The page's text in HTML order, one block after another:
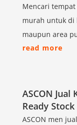
Mencari
murah untuk di
maupun area
read more
ASCON
Ready Stock
ASCON men